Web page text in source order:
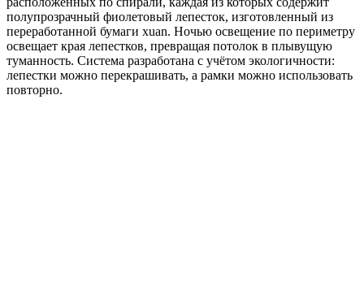
полупрозрачный фиолетовый лепесток, изготовленный из
переработанной бумаги xuan. Ночью освещение по периметру
освещает края лепестков, превращая потолок в плывущую
туманность. Система разработана с учётом экологичности:
лепестки можно перекрашивать, а рамки можно использовать
повторно.